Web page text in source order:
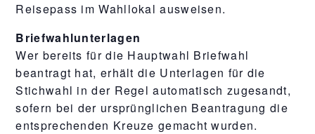
Reisepass im Wahllokal ausweisen.
Briefwahlunterlagen
Wer bereits für die Hauptwahl Briefwahl
beantragt hat, erhält die Unterlagen für die
Stichwahl in der Regel automatisch zugesandt,
sofern bei der ursprünglichen Beantragung die
entsprechenden Kreuze gemacht wurden.